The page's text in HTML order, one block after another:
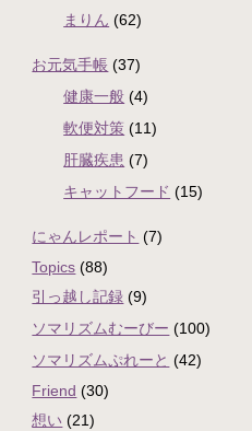
まりん (62)
お元気手帳 (37)
健康一般 (4)
軟便対策 (11)
肝臓疾患 (7)
キャットフード (15)
にゃんレポート (7)
Topics (88)
引っ越し記録 (9)
ソマリズムむーびー (100)
ソマリズムぷれーと (42)
Friend (30)
想い (21)